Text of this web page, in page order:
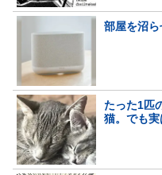
部屋を沼
たった1匹
猫。でも